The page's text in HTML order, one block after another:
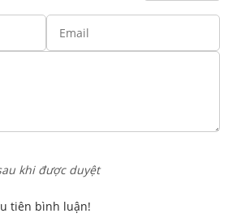
khi được duyệt
tiên bình luận!